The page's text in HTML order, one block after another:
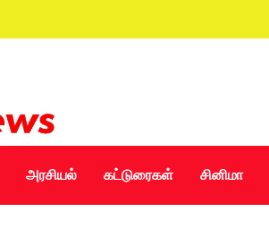
அரசியல் கட்டுரைகள் சினிமா